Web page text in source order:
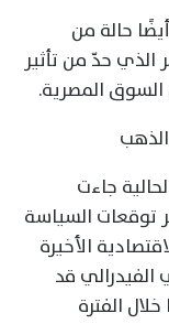
حالة من
الذي حدّ من تأثير
السوق المصرية.
جاءت
توقعات السياسة
الأخيرة
الفيدرالي قد
الفترة